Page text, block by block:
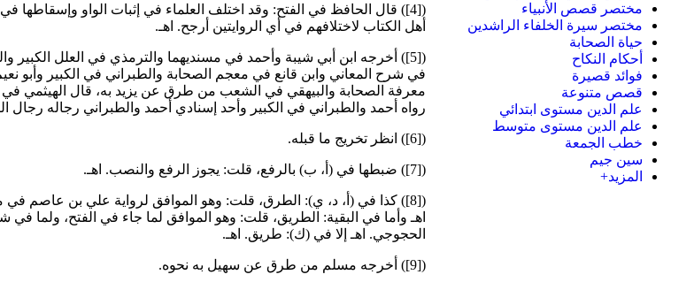
مختصر قصص الأنبياء
مختصر سيرة الخلفاء الراشدين
حياة الصحابة
أحكام النكاح
فوائد قصيرة
قصص متنوعة
علم الدين مستوى ابتدائي
علم الدين مستوى متوسط
خطب الجمعة
سين جيم
المزيد+
([4]) قال الحافظ في الفتح: وقد اختلف العلماء في إثبات الواو وإسقاطها
أهل الكتاب لاختلافهم في أي الروايتين أرجح. اهـ.
([5]) أخرجه ابن أبي شيبة وأحمد في مسنديهما والترمذي في العلل الكبير
في شرح المعاني وابن قانع في معجم الصحابة والطبراني في الكبير وأبو
معرفة الصحابة والبيهقي في الشعب من طرق عن يزيد به، قال الهيثمي في
رواه أحمد والطبراني في الكبير وأحد إسنادي أحمد والطبراني رجاله رجال
([6]) انظر تخريج ما قبله.
([7]) ضبطها في (أ، ب) بالرفع، قلت: يجوز الرفع والنصب. اهـ.
([8]) كذا في (أ، د، ي): الطرق، قلت: وهو الموافق لرواية علي بن عاصم في
اهـ وأما في البقية: الطريق، قلت: وهو الموافق لما جاء في الفتح، ولما في
الحجوجي. اهـ إلا في (ك): طريق. اهـ.
([9]) أخرجه مسلم من طرق عن سهيل به نحوه.